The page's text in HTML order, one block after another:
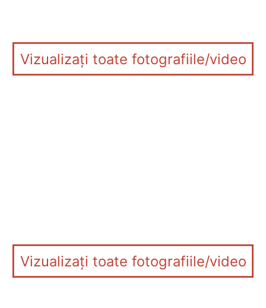
Vizualizați toate fotografiile/video
Vizualizați toate fotografiile/video